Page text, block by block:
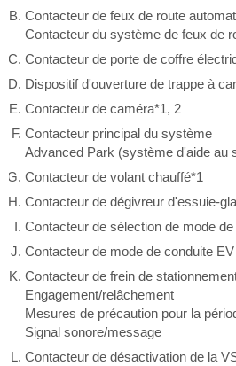
Contacteur de feux de route
Contacteur du système de feux de
Contacteur de porte de coffre
Dispositif d'ouverture de trappe à
Contacteur de caméra*1, 2
Contacteur principal du système
Advanced Park (système d'aide au
Contacteur de volant chauffé*1
Contacteur de dégivreur d'essuie-
Contacteur de sélection de mode
Contacteur de mode de conduite EV
Contacteur de frein de
Engagement/relâchement
Mesures de précaution pour la
Signal sonore/message
Contacteur de désactivation de la